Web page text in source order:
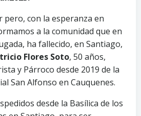
con la esperanza en
a la comunidad que en
ha fallecido, en Santiago,
Flores Soto, 50 años,
y Párroco desde 2019 de la
San Alfonso en Cauquenes.
desde la Basílica de los